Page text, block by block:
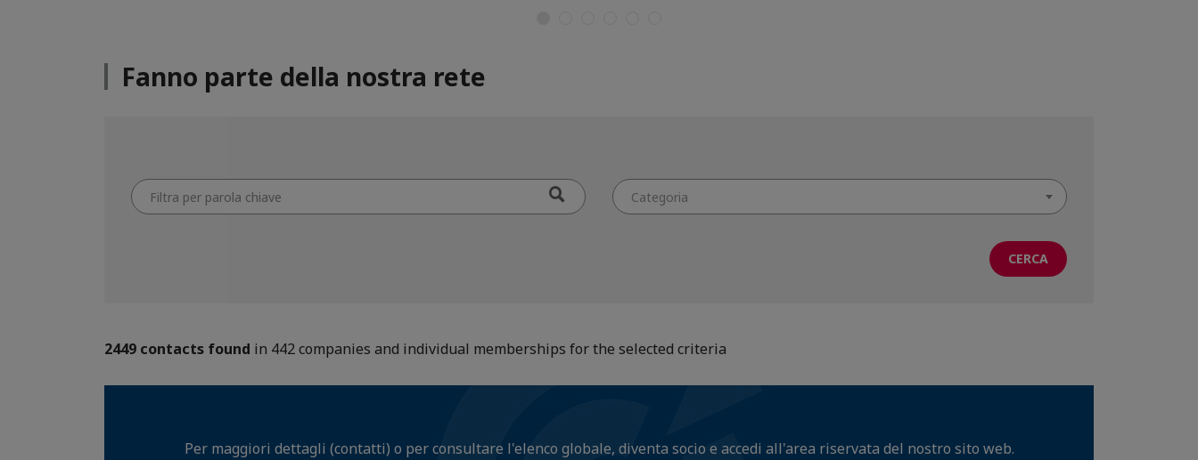
Fanno parte della nostra rete
Filtra
per
parola
Categoria
2449 contacts found in 442 companies and individual memberships for the selected criteria
Per maggiori dettagli (contatti) o per consultare l'elenco globale, diventa socio e accedi all'area riservata del nostro sito web.